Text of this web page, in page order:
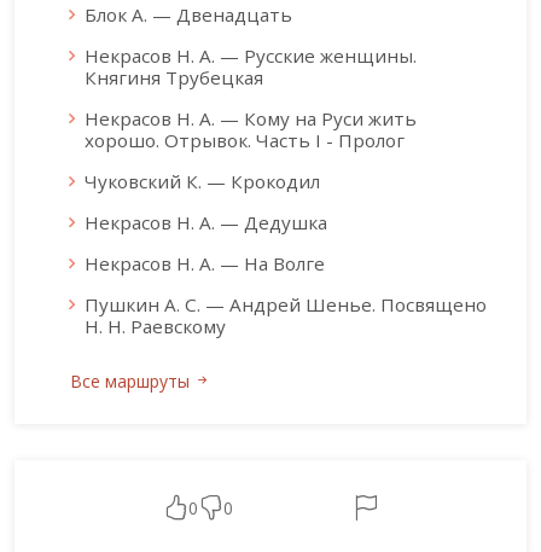
Блок А. — Двенадцать
Некрасов Н. А. — Русские женщины.
Княгиня Трубецкая
Некрасов Н. А. — Кому на Руси жить
хорошо. Отрывок. Часть I - Пролог
Чуковский К. — Крокодил
Некрасов Н. А. — Дедушка
Некрасов Н. А. — На Волге
Пушкин А. С. — Андрей Шенье. Посвящено
Н. Н. Раевскому
Все маршруты
0 0